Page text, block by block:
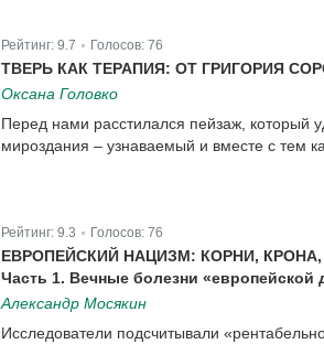
Рейтинг: 9.7 Голосов: 76
ТВЕРЬ КАК ТЕРАПИЯ: ОТ ГРИГОРИЯ
Оксана Головко
Перед нами расстилался пейзаж, который
мироздания – узнаваемый и вместе с тем
Рейтинг: 9.3 Голосов: 76
ЕВРОПЕЙСКИЙ НАЦИЗМ: КОРНИ,
Часть 1. Вечные болезни «европейской
Александр Мосякин
Исследователи подсчитывали